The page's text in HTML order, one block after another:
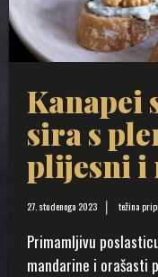
Kanapei
sira s
plijesni i
27. studenoga 2023 težina
Primamljivu
mandarine i orašasti